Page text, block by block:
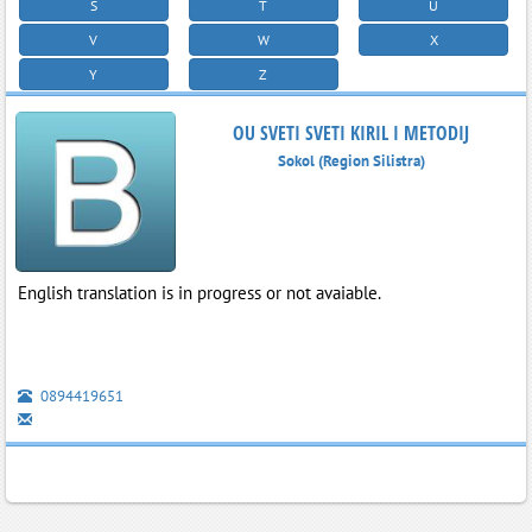
S T
U
V
W
X
Y
Z
OU SVETI SVETI KIRIL I METODIJ
Sokol (Region Silistra)
English translation is in progress or not avaiable.
0894419651